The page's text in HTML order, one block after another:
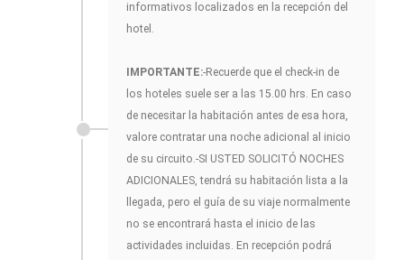
informativos localizados en la recepción del
hotel.
IMPORTANTE:-Recuerde que el check-in de
los hoteles suele ser a las 15.00 hrs. En caso
de necesitar la habitación antes de esa hora,
valore contratar una noche adicional al inicio
de su circuito.-SI USTED SOLICITÓ NOCHES
ADICIONALES, tendrá su habitación lista a la
llegada, pero el guía de su viaje normalmente
no se encontrará hasta el inicio de las
actividades incluidas. En recepción podrá